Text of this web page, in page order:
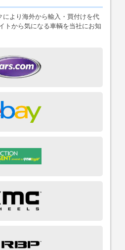
により海外から輸入・買付けを代
トから気になる車輌を当社にお知